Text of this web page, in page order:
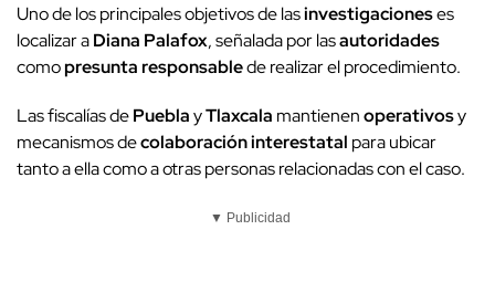
Uno de los principales objetivos de lasinvestigacioneses
localizar aDiana Palafox, señalada por lasautoridades
comopresunta responsablede realizar el procedimiento.
Las fiscalías dePueblayTlaxcala mantienenoperativosy
mecanismos decolaboración interestatal para ubicar
tanto a ella como a otras personas relacionadas con el caso.
▼ Publicidad